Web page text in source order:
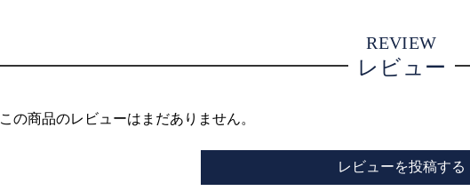
REVIEW
レビュー
この商品のレビューはまだありません。
レビューを投稿する